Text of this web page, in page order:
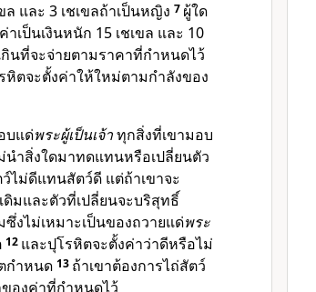
ล และ 3 เชเขลถ้าเป็นหญิง 7 ผู้ใด
เป็นเงินหนัก 15 เชเขล และ 10
กินที่จะจ่ายตามราคาที่กำหนดไว้
ตจะตั้งค่าให้ใหม่ตามกำลังของ
บแด่พระผู้เป็นเจ้าทุกสิ่งที่เขามอบ
นำสิ่งใดมาทดแทนหรือเปลี่ยนตัว
ไม่ดีแทนสัตว์ดี แต่ถ้าเขาจะ
ดิมและตัวที่เปลี่ยนจะบริสุทธิ์
งไม่เหมาะเป็นของถวายแด่พระ
12 และปุโรหิตจะตั้งค่าว่าดีหรือไม่
กำหนด 13 ถ้าเขาต้องการไถ่สัตว์
องค่าที่กำหนดไว้